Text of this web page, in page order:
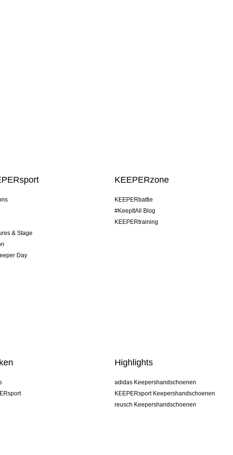
& Stage
Day
KEEPERzone
KEEPERbattle
#KeepItAll Blog
KEEPERtraining
Highlights
adidas Keepershandschoenen
KEEPERsport Keepershandschoenen
reusch Keepershandschoenen